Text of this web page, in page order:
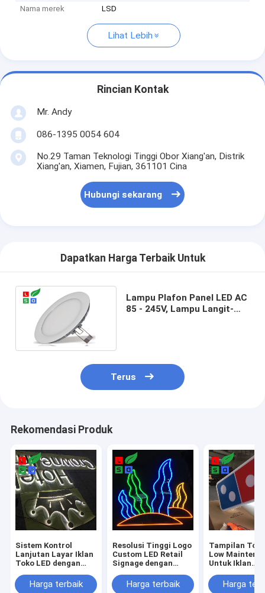
Nama merek LSD
Lihat Lebih
Rincian Kontak
Mr. Andy
086-1395 0054 604
No.29 Taman Teknologi Tinggi Obor Xiang'an, Distrik
Xiang'an, Xiamen, Fujian, 361101 Cina
Hubungi sekarang
Dapatkan Harga Terbaik Untuk
Lampu Plafon Panel LED AC
85 - 245V, Lampu Langit-
Terus
Rekomendasi Produk
Sistem Kontrol
Lanjutan Layar Iklan
Toko LED dengan
Harga terbaik
Resolusi Tinggi Logo
Custom LED Retail
Signage dengan
Harga terbaik
Tampilan
Low
Untuk Iklan
Harga